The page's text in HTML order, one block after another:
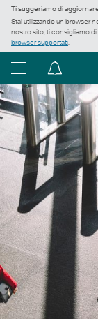
Ti suggeriamo di
Stai utilizzando un browser
nostro sito, ti consigliamo
browser supportati.
notifiche